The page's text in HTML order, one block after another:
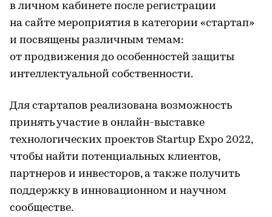
в личном кабинете после регистрации
на сайте мероприятия в категории «стартап»
и посвящены различным темам:
от продвижения до особенностей защиты
интеллектуальной собственности.
Для стартапов реализована возможность
принять участие в онлайн-выставке
технологических проектов Startup Expo 2022,
чтобы найти потенциальных клиентов,
партнеров и инвесторов, а также получить
поддержку в инновационном и научном
сообществе.